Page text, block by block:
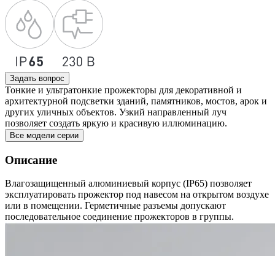
Задать вопрос
Тонкие и ультратонкие прожекторы для декоративной и
архитектурной подсветки зданий, памятников, мостов, арок и
других уличных объектов. Узкий направленный луч
позволяет создать яркую и красивую иллюминацию.
Все модели серии
Описание
Влагозащищенный алюминиевый корпус (IP65) позволяет
эксплуатировать прожектор под навесом на открытом воздухе
или в помещении. Герметичные разъемы допускают
последовательное соединение прожекторов в группы.